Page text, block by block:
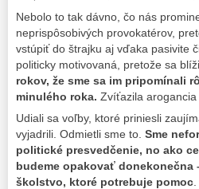
Nebolo to tak dávno, čo nás
neprispôsobivých provokatérov,
vstúpiť do štrajku aj vďaka pasivite
politicky motivovaná, pretože sa
rokov, že sme sa im pripomínali
minulého roka. Zvíťazila
Udiali sa voľby, ktoré priniesli
vyjadrili. Odmietli sme to. Sme
politické presvedčenie, no ako
budeme opakovať
školstvo, ktoré potrebuje pomoc